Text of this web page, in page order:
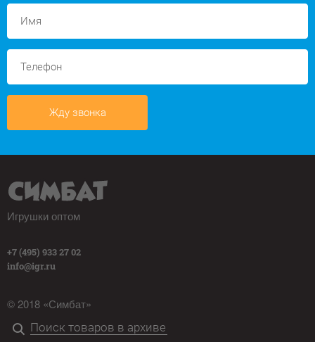
Жду звонка
Игрушки оптом
+7 (495) 933 27 02
info@igr.ru
© 2018 «Симбат»